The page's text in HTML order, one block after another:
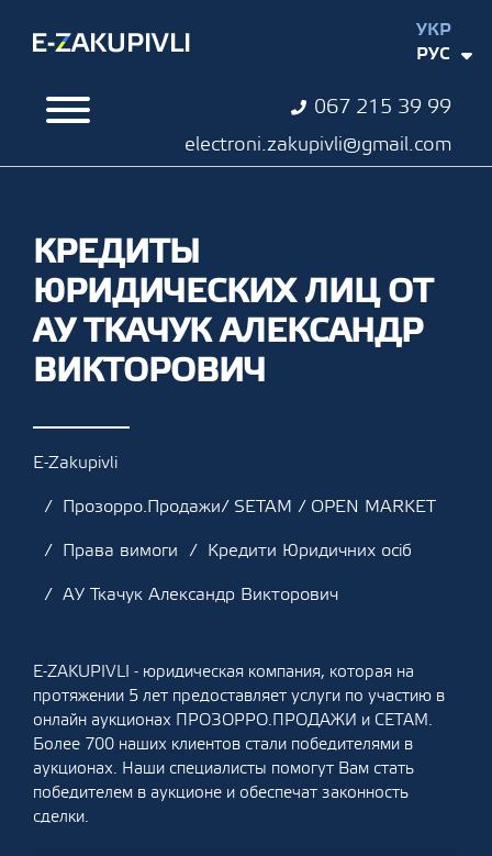
067 215 39 99
electroni.zakupivli@gmail.com
УКР
РУС
КРЕДИТЫ
ЮРИДИЧЕСКИХ ЛИЦ ОТ
АУ ТКАЧУК АЛЕКСАНДР
ВИКТОРОВИЧ
E-Zakupivli
Прозорро.Продажи/ SETAM / OPEN MARKET
Права вимоги
Кредити Юридичних осіб
АУ Ткачук Александр Викторович
E-ZAKUPIVLI - юридическая компания, которая на
протяжении 5 лет предоставляет услуги по участию в
онлайн аукционах ПРОЗОРРО.ПРОДАЖИ и СЕТАМ.
Более 700 наших клиентов стали победителями в
аукционах. Наши специалисты помогут Вам стать
победителем в аукционе и обеспечат законность
сделки.